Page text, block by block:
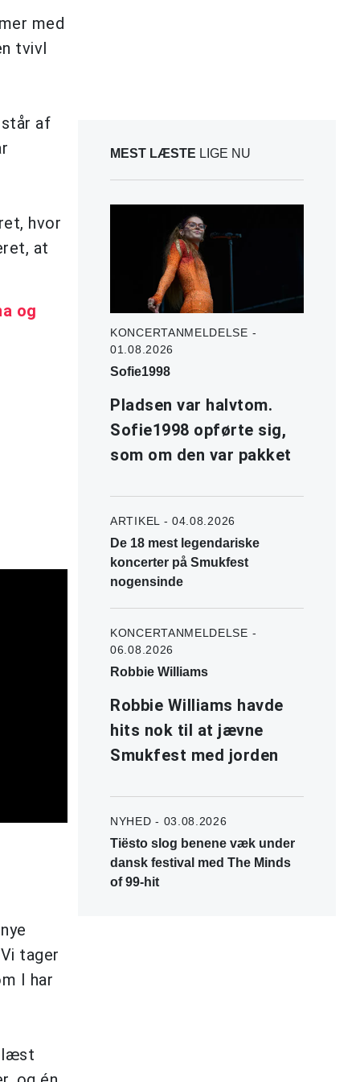
med
tvivl
af
hvor
at
og
tager
I har
MEST LÆSTE LIGE NU
KONCERTANMELDELSE -
01.08.2026
Sofie1998
Pladsen var halvtom.
Sofie1998 opførte sig,
som om den var pakket
ARTIKEL - 04.08.2026
De 18 mest legendariske
koncerter på Smukfest
nogensinde
KONCERTANMELDELSE -
06.08.2026
Robbie Williams
Robbie Williams havde
hits nok til at jævne
Smukfest med jorden
NYHED - 03.08.2026
Tiësto slog benene væk under
dansk festival med The Minds
of 99-hit